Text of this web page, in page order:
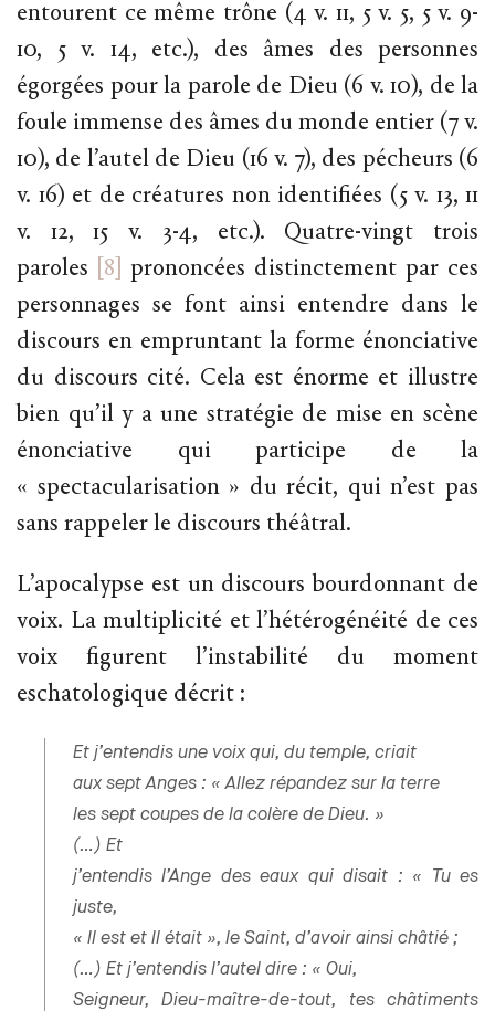
entourent ce même trône (4 v. 11, 5 v. 5, 5 v. 9-
10, 5 v. 14, etc.), des âmes des personnes
égorgées pour la parole de Dieu (6 v. 10), de la
foule immense des âmes du monde entier (7 v.
10), de l’autel de Dieu (16 v. 7), des pécheurs (6
v. 16) et de créatures non identifiées (5 v. 13, 11
v. 12, 15 v. 3-4, etc.). Quatre-vingt trois
paroles
[8]
prononcées distinctement par ces
personnages se font ainsi entendre dans le
discours en empruntant la forme énonciative
du discours cité. Cela est énorme et illustre
bien qu’il y a une stratégie de mise en scène
énonciative qui participe de la
« spectacularisation » du récit, qui n’est pas
sans rappeler le discours théâtral.
L’apocalypse est un discours bourdonnant de
voix. La multiplicité et l’hétérogénéité de ces
voix figurent l’instabilité du moment
eschatologique décrit :
Et j’entendis une voix qui, du temple, criait
aux sept Anges : « Allez répandez sur la terre
les sept coupes de la colère de Dieu. »
(…) Et
j’entendis l’Ange des eaux qui disait : « Tu es
juste,
« Il est et Il était », le Saint, d’avoir ainsi châtié ;
(…) Et j’entendis l’autel dire : « Oui,
Seigneur, Dieu-maître-de-tout, tes châtiments